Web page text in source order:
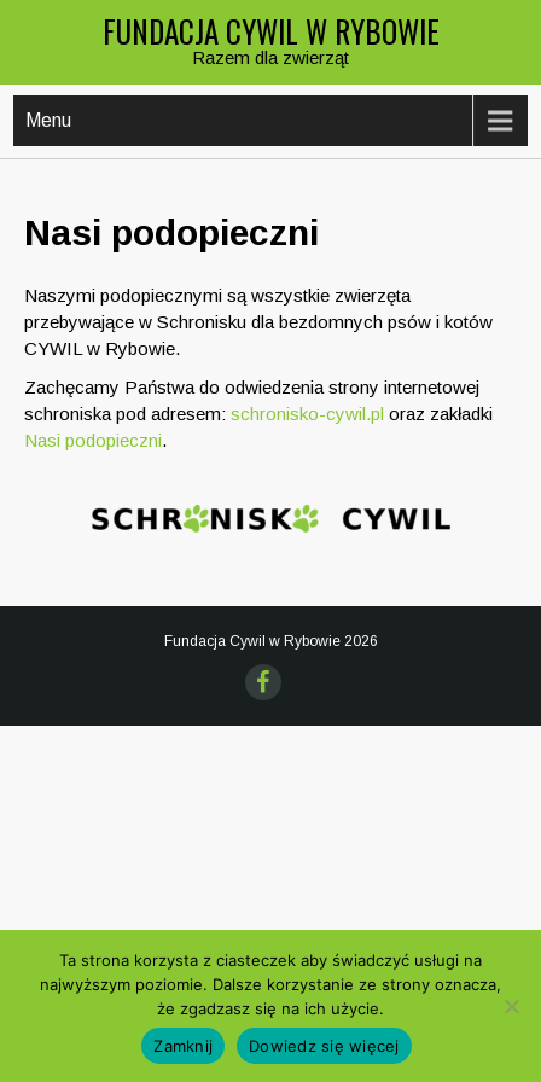
FUNDACJA CYWIL W RYBOWIE
Razem dla zwierząt
Menu
Nasi podopieczni
Naszymi podopiecznymi są wszystkie zwierzęta
przebywające w Schronisku dla bezdomnych psów i kotów
CYWIL w Rybowie.
Zachęcamy Państwa do odwiedzenia strony internetowej
schroniska pod adresem: schronisko-cywil.pl oraz zakładki
Nasi podopieczni.
Fundacja Cywil w Rybowie2026
Ta strona korzysta z ciasteczek aby świadczyć usługi na
najwyższym poziomie. Dalsze korzystanie ze strony oznacza,
że zgadzasz się na ich użycie.
Zamknij
Dowiedz się więcej